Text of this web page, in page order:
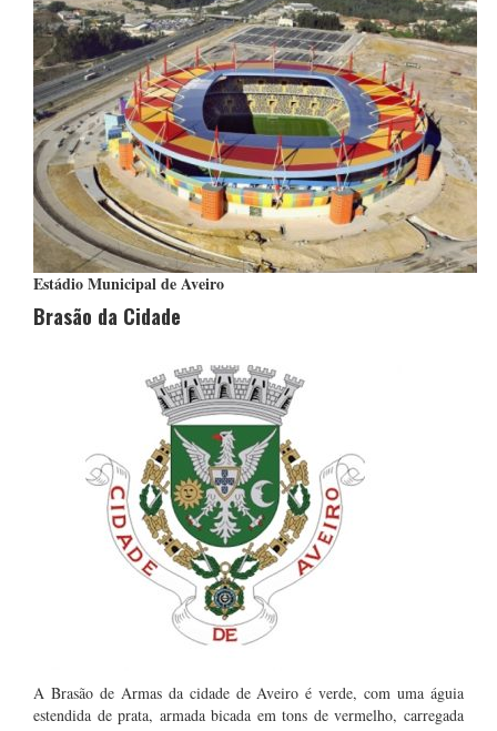
Estádio Municipal de Aveiro
Brasão da Cidade
A Brasão de Armas da cidade de Aveiro é verde, com uma águia
estendida de prata, armada bicada em tons de vermelho, carregada